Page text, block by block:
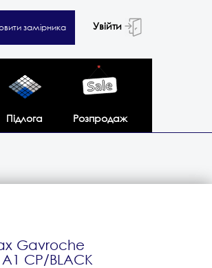
замірника Увійти
Підлога Розпродаж
Gavroche
CP/BLACK